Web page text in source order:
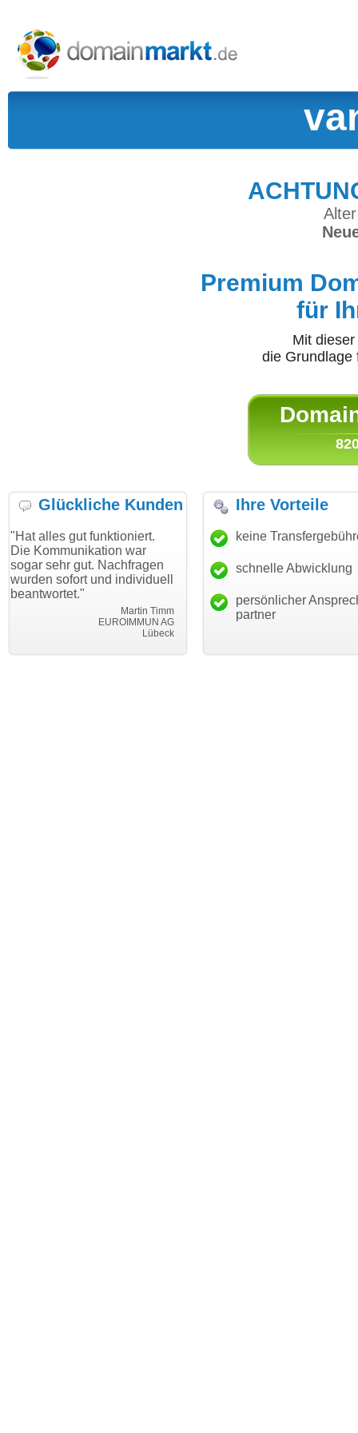
Premium
für
Mit
die
Glückliche Kunden
funktioniert.
war
gut. Nachfragen
und individuell
EUROIMMUN AG
"Danke für den schnellen
Transfer und guten Service!"
Thomas Schäfer
i can eckert communication GmbH
"Ich bin
haben.
mein
Ihre Vorteile
keine
schnelle Abwicklung
persönlicher
partner